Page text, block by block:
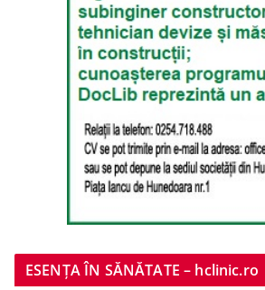
ESENȚA ÎN SĂNĂTATE – hclinic.ro